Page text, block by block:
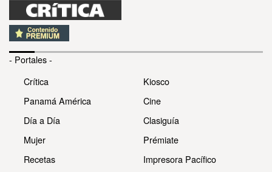
- Portales -
Crítica
Panamá América
Día a Día
Mujer
Recetas
Kiosco
Cine
Clasiguía
Prémiate
Impresora Pacífico